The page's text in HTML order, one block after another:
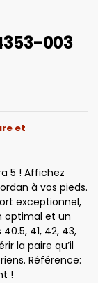
003
et
5 ! Affichez
à vos pieds.
exceptionnel,
optimal et un
41, 42, 43,
la paire qu’il
Référence:
!